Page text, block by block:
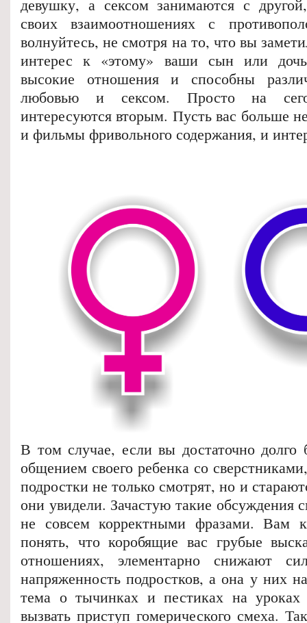
девушку, а сексом занимаются с
своих взаимоотношениях с
волнуйтесь, не смотря на то, что вы
интерес к «этому» ваши сын или
высокие отношения и способны
любовью и сексом. Просто на
интересуются вторым. Пусть вас больше
и фильмы фривольного содержания, и
В том случае, если вы достаточно долго
общением своего ребенка со
подростки не только смотрят, но и
они увидели. Зачастую такие обсуждения
не совсем корректными фразами. Вам
понять, что коробящие вас грубые
отношениях, элементарно снижают
напряженность подростков, а она у них
тема о тычинках и пестиках на уроках
вызвать приступ гомерического смеха.